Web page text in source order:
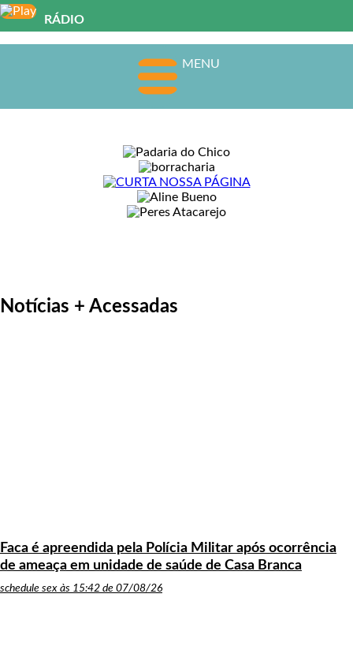
RÁDIO
MENU
Notícias + Acessadas
Faca é apreendida pela Polícia Militar após ocorrência
de ameaça em unidade de saúde de Casa Branca
schedule sex às 15:42 de 07/08/26